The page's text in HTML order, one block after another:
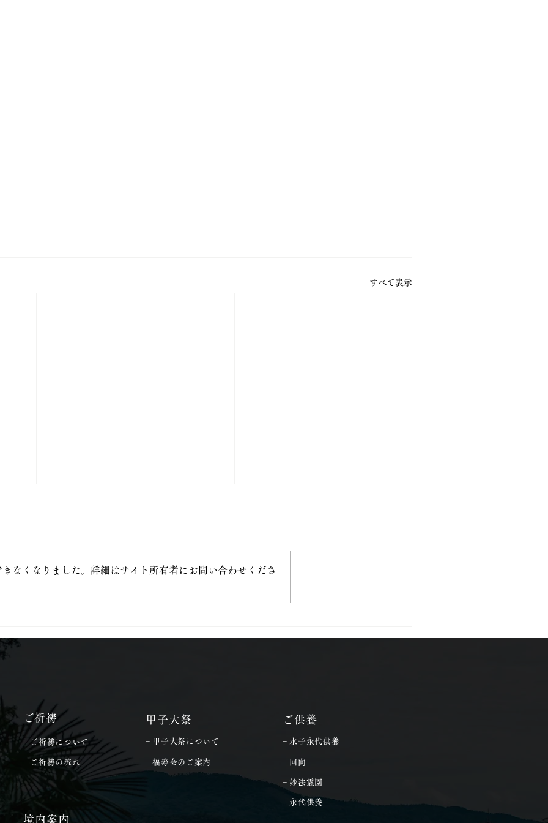
すべて表示
なくなりました。詳細はサイト所有者にお問い合わせくださ
​ご祈祷
− ご祈祷について
甲子大祭
− 甲子大祭について
境内案内
ご供養
− 水子永代供養
− ご祈祷の流れ − 福寿会のご案内
− 妙法霊園
− 永代供養
− 回向